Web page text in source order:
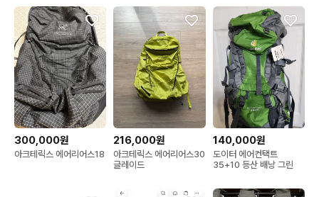
300,000원
아크테릭스 에어리어스18
216,000원
아크테릭스 에어리어스30
글레이드
140,000원
도이터 에어컨택트
35+10 등산 배낭 그린